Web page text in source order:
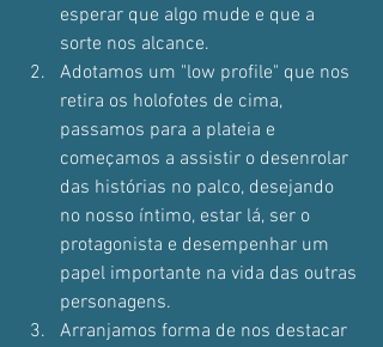
esperar que algo mude e que a
sorte nos alcance.
Adotamos um "low profile" que nos
retira os holofotes de cima,
passamos para a plateia e
começamos a assistir o desenrolar
das histórias no palco, desejando
no nosso íntimo, estar lá, ser o
protagonista e desempenhar um
papel importante na vida das outras
personagens.
Arranjamos forma de nos destacar